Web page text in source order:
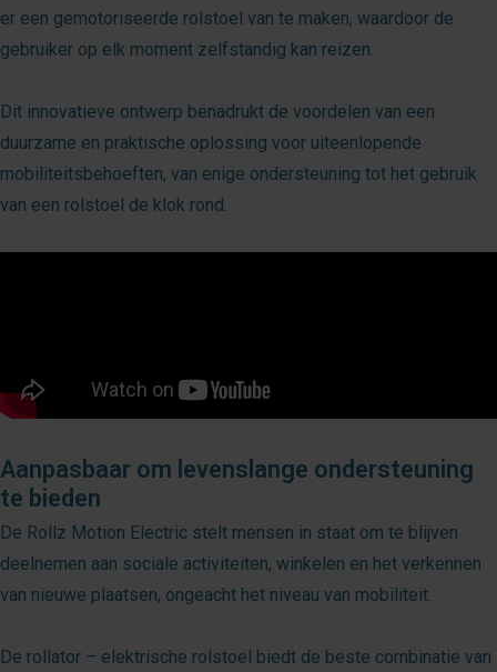
er een gemotoriseerde rolstoel van te maken, waardoor de
gebruiker op elk moment zelfstandig kan reizen.
Dit innovatieve ontwerp benadrukt de voordelen van een
duurzame en praktische oplossing voor uiteenlopende
mobiliteitsbehoeften, van enige ondersteuning tot het gebruik
van een rolstoel de klok rond.
Aanpasbaar om levenslange ondersteuning
te bieden
De Rollz Motion Electric stelt mensen in staat om te blijven
deelnemen aan sociale activiteiten, winkelen en het verkennen
van nieuwe plaatsen, ongeacht het niveau van mobiliteit.
De rollator – elektrische rolstoel biedt de beste combinatie van